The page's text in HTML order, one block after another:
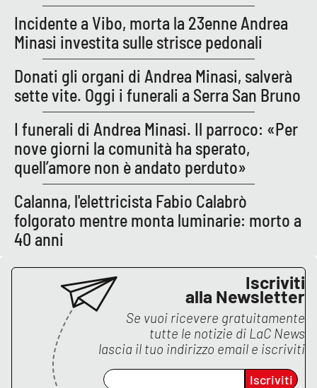
Crotone
Vibo Valentia
Reggio Calabria
Cosenza
Lamezia Terme
PROGETTI
SPECIALI
Buona Sanità Calabria
CALABRIAVISIONE
Destinazioni
Eventi
Incidente a Vibo, morta la 23enne Andrea
Minasi investita sulle strisce pedonali
Donati gli organi di Andrea Minasi, salverà
sette vite. Oggi i funerali a Serra San Bruno
I funerali di Andrea Minasi. Il parroco: «Per
nove giorni la comunità ha sperato,
quell’amore non è andato perduto»
Calanna, l'elettricista Fabio Calabrò
folgorato mentre monta luminarie: morto a
40 anni
Iscriviti
alla Newsletter
Se vuoi ricevere gratuitamente
tutte le notizie di LaC News
lascia il tuo indirizzo email e iscriviti
Iscriviti